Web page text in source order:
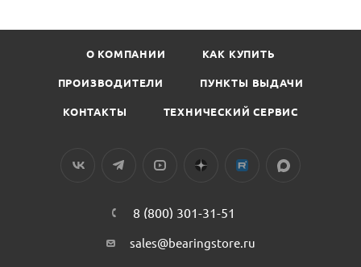
О КОМПАНИИ КАК КУПИТЬ
ПРОИЗВОДИТЕЛИ ПУНКТЫ ВЫДАЧИ
КОНТАКТЫ ТЕХНИЧЕСКИЙ СЕРВИС
8 (800) 301-31-51
sales@bearingstore.ru